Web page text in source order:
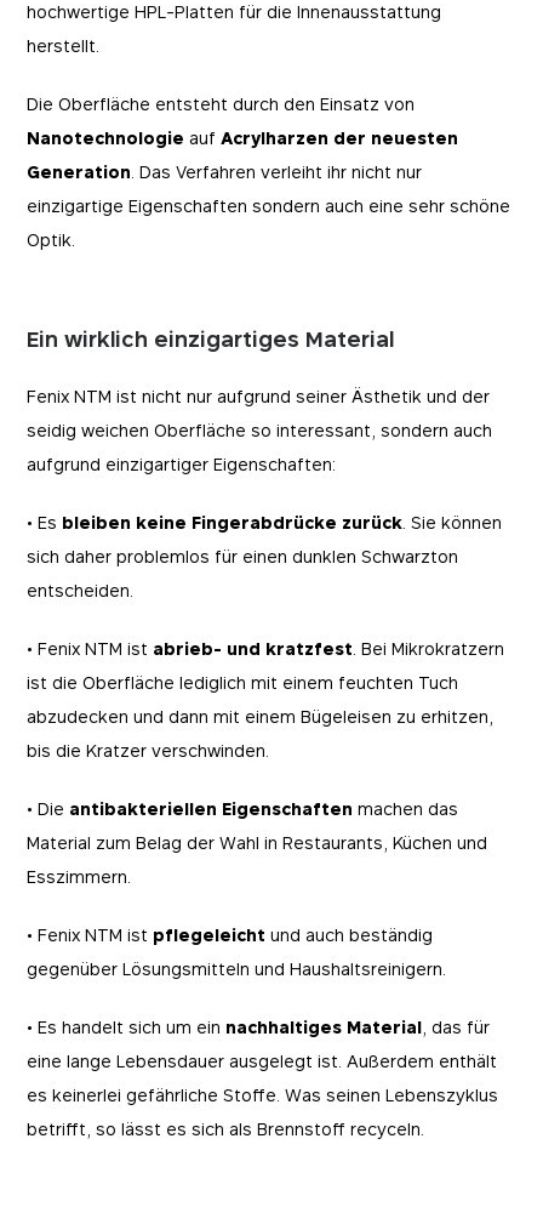
hochwertige HPL-Platten für die Innenausstattung
herstellt.
Die Oberfläche entsteht durch den Einsatz von
Nanotechnologie aufAcrylharzen der neuesten
Generation . Das Verfahren verleiht ihr nicht nur
einzigartige Eigenschaften sondern auch eine sehr schöne
Optik.
Ein wirklich einzigartiges Material
Fenix NTM ist nicht nur aufgrund seiner Ästhetik und der
seidig weichen Oberfläche so interessant, sondern auch
aufgrund einzigartiger Eigenschaften:
• Es bleiben keine Fingerabdrücke zurück . Sie können
sich daher problemlos für einen dunklen Schwarzton
entscheiden.
• Fenix NTM ist abrieb- und kratzfest . Bei Mikrokratzern
ist die Oberfläche lediglich mit einem feuchten Tuch
abzudecken und dann mit einem Bügeleisen zu erhitzen,
bis die Kratzer verschwinden.
• Die antibakteriellen Eigenschaften machen das
Material zum Belag der Wahl in Restaurants, Küchen und
Esszimmern.
• Fenix NTM ist pflegeleicht und auch beständig
gegenüber Lösungsmitteln und Haushaltsreinigern.
• Es handelt sich um ein nachhaltiges Material , das für
eine lange Lebensdauer ausgelegt ist. Außerdem enthält
es keinerlei gefährliche Stoffe. Was seinen Lebenszyklus
betrifft, so lässt es sich als Brennstoff recyceln.